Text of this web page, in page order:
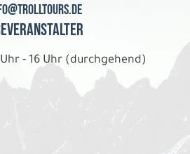
- 16 Uhr (durchgehend)